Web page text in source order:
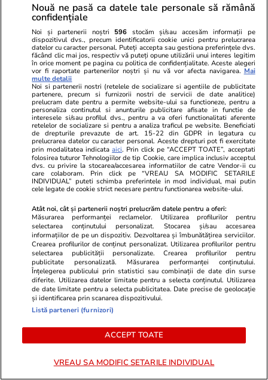
Știri Locale 12:37
Patru angajați ai Penitenciarului Giurgiu,
reținuți după ce au fost filmați în timp ce au
bătut un deținut până a intrat în stop cardiac
Ştiri 12:29
Ringier România își stabilește direcția pentru
viitor: o structură de conducere concentrată în
jurul unităților de business Media și
Collectibles
Vacanțe și Cultură
Parcul de distracții care l-a inspirat pe Walt
Disney va avea noi atracții
Citește mai multe
TRENDING
Știri Externe 03 aug.
Un proprietar s-a mutat peste chiriașii care
refuzau să plece: cum a reușit să își recupereze
Nouă ne pasă ca datele tale personale să rămână
confidențiale
Noi și partenerii noștri 596 stocăm și/sau accesăm informații pe
dispozitivul dvs., precum identificatorii cookie unici pentru prelucrarea
datelor cu caracter personal. Puteți accepta sau gestiona preferințele dvs.
făcând clic mai jos, respectiv vă puteți opune utilizării unui interes legitim
în orice moment pe pagina cu politica de confidențialitate. Aceste alegeri
vor fi raportate partenerilor noștri și nu vă vor afecta navigarea. Mai
multe detalii
Noi si partenerii nostri (retelele de socializare si agentiile de publicitate
partenere, precum si furnizorii nostri de servicii de date analitice)
prelucram date pentru a permite website-ului sa functioneze, pentru a
personaliza continutul si anunturile publicitare afisate in functie de
interesele si/sau profilul dvs., pentru a va oferi functionalitati aferente
retelelor de socializare si pentru a analiza traficul pe website. Beneficiati
de drepturile prevazute de art. 15-22 din GDPR in legatura cu
prelucrarea datelor cu caracter personal. Aceste drepturi pot fi exercitate
prin modalitatea indicataaici. Prin click pe “ACCEPT TOATE”, acceptati
folosirea tuturor Tehnologiilor de tip Cookie, care implica inclusiv acceptul
dvs. cu privire la stocarea/accesarea informatiilor de catre Vendor-ii cu
care colaboram. Prin click pe “VREAU SA MODIFIC SETARILE
INDIVIDUAL” puteti schimba preferintele in mod individual, mai putin
cele legate de cookie strict necesare pentru functionarea website-ului.
Atât noi, cât și partenerii noștri prelucrăm datele pentru a oferi:
Măsurarea performanței reclamelor. Utilizarea profilurilor pentru
selectarea conținutului personalizat. Stocarea și/sau accesarea
informațiilor de pe un dispozitiv. Dezvoltarea și îmbunătățirea serviciilor.
Crearea profilurilor de conținut personalizat. Utilizarea profilurilor pentru
selectarea publicității personalizate. Crearea profilurilor pentru
publicitate personalizată. Măsurarea performanței conținutului.
Înțelegerea publicului prin statistici sau combinații de date din surse
diferite. Utilizarea datelor limitate pentru a selecta conținutul. Utilizarea
de date limitate pentru a selecta publicitatea. Date precise de geolocație
și identificarea prin scanarea dispozitivului.
Listă parteneri (furnizori)
ACCEPT TOATE
VREAU SA MODIFIC SETARILE INDIVIDUAL